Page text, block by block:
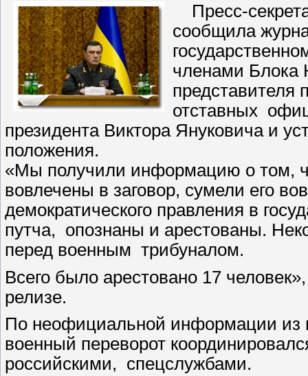
Пресс-
сообщила
членами
представителя
отставных
президента Виктора Януковича и
положения.
«Мы получили информацию о том,
вовлечены в заговор, сумели его
демократического правления в
путча, опознаны и арестованы.
перед военным трибуналом.
Всего было арестовано 17
релизе.
По неофициальной информации из
военный переворот
российскими, спецслужбами.